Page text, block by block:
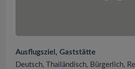
Ausflugsziel, Gaststätte
Deutsch, Thailändisch, Bürgerlich,